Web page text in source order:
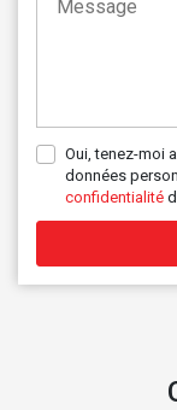
Oui, tenez-moi
données
confidentialité